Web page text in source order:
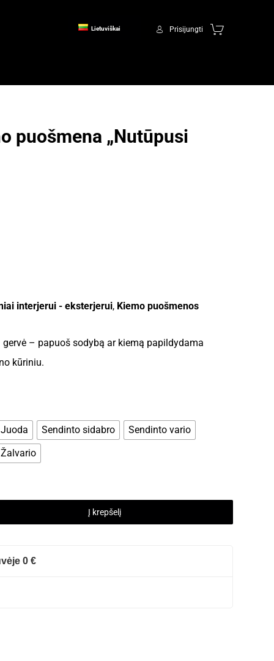
Prisijungti
Lietuviškai
puošmena „Nutūpusi
interjerui - eksterjerui, Kiemo puošmenos
– papuoš sodybą ar kiemą papildydama
kūriniu.
Juoda Sendinto sidabro
Sendinto vario
Žalvario
Į krepšelį
0 €